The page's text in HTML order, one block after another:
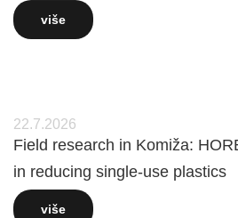
više
22.7.2026
Field research in Komiža:
in reducing single-use plastics
više